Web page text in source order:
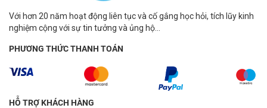
Với hơn 20 năm hoạt động liên tục và cố gắng học hỏi, tích lũy kinh
nghiệm cộng với sự tin tưởng và ủng hộ...
PHƯƠNG THỨC THANH TOÁN
HỖ TRỢ KHÁCH HÀNG